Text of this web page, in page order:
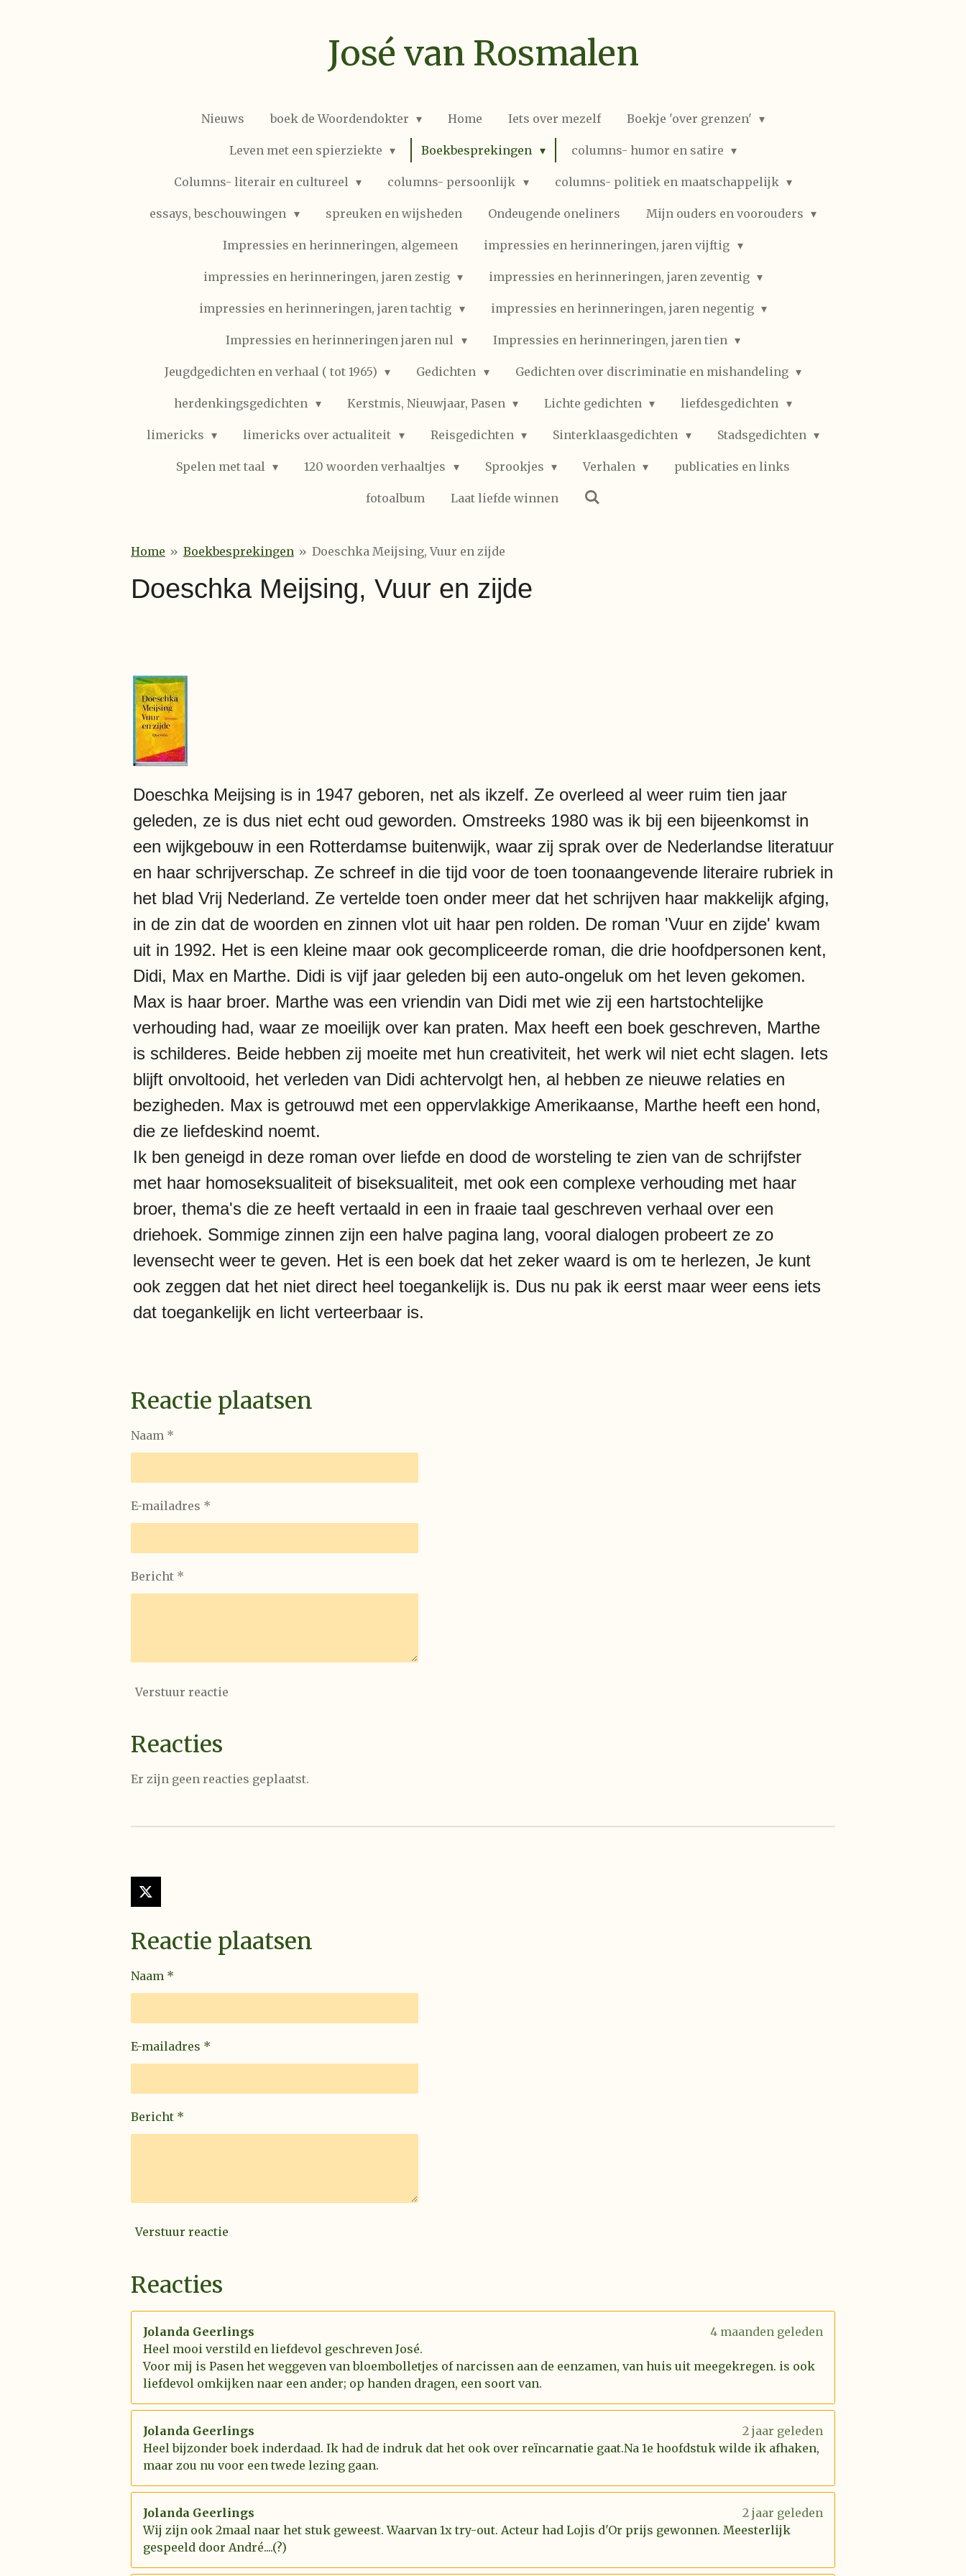
José van Rosmalen
Nieuws boek de Woordendokter Home Iets over mezelf Boekje 'over grenzen'
Leven met een spierziekte Boekbesprekingen columns- humor en satire
Columns- literair en cultureel columns- persoonlijk columns- politiek en maatschappelijk
essays, beschouwingen spreuken en wijsheden Ondeugende oneliners Mijn ouders en voorouders
Impressies en herinneringen, algemeen impressies en herinneringen, jaren vijftig
impressies en herinneringen, jaren zestig impressies en herinneringen, jaren zeventig
impressies en herinneringen, jaren tachtig impressies en herinneringen, jaren negentig
Impressies en herinneringen jaren nul Impressies en herinneringen, jaren tien
Jeugdgedichten en verhaal ( tot 1965) Gedichten Gedichten over discriminatie en mishandeling
herdenkingsgedichten Kerstmis, Nieuwjaar, Pasen Lichte gedichten liefdesgedichten
limericks limericks over actualiteit Reisgedichten Sinterklaasgedichten Stadsgedichten
Spelen met taal 120 woorden verhaaltjes Sprookjes Verhalen publicaties en links
fotoalbum Laat liefde winnen
Home » Boekbesprekingen » Doeschka Meijsing, Vuur en zijde
Doeschka Meijsing, Vuur en zijde
Doeschka Meijsing is in 1947 geboren, net als ikzelf. Ze overleed al weer ruim tien jaar
geleden, ze is dus niet echt oud geworden. Omstreeks 1980 was ik bij een bijeenkomst in
een wijkgebouw in een Rotterdamse buitenwijk, waar zij sprak over de Nederlandse literatuur
en haar schrijverschap. Ze schreef in die tijd voor de toen toonaangevende literaire rubriek in
het blad Vrij Nederland. Ze vertelde toen onder meer dat het schrijven haar makkelijk afging,
in de zin dat de woorden en zinnen vlot uit haar pen rolden. De roman 'Vuur en zijde' kwam
uit in 1992. Het is een kleine maar ook gecompliceerde roman, die drie hoofdpersonen kent,
Didi, Max en Marthe. Didi is vijf jaar geleden bij een auto-ongeluk om het leven gekomen.
Max is haar broer. Marthe was een vriendin van Didi met wie zij een hartstochtelijke
verhouding had, waar ze moeilijk over kan praten. Max heeft een boek geschreven, Marthe
is schilderes. Beide hebben zij moeite met hun creativiteit, het werk wil niet echt slagen. Iets
blijft onvoltooid, het verleden van Didi achtervolgt hen, al hebben ze nieuwe relaties en
bezigheden. Max is getrouwd met een oppervlakkige Amerikaanse, Marthe heeft een hond,
die ze liefdeskind noemt.
Ik ben geneigd in deze roman over liefde en dood de worsteling te zien van de schrijfster
met haar homoseksualiteit of biseksualiteit, met ook een complexe verhouding met haar
broer, thema's die ze heeft vertaald in een in fraaie taal geschreven verhaal over een
driehoek. Sommige zinnen zijn een halve pagina lang, vooral dialogen probeert ze zo
levensecht weer te geven. Het is een boek dat het zeker waard is om te herlezen, Je kunt
ook zeggen dat het niet direct heel toegankelijk is. Dus nu pak ik eerst maar weer eens iets
dat toegankelijk en licht verteerbaar is.
Reactie plaatsen
Naam *
E-mailadres *
Bericht *
Verstuur reactie
Reacties
Er zijn geen reacties geplaatst.
X
Reactie plaatsen
Naam *
E-mailadres *
Bericht *
Verstuur reactie
Reacties
Jolanda Geerlings
4 maanden geleden
Heel mooi verstild en liefdevol geschreven José.
Voor mij is Pasen het weggeven van bloembolletjes of narcissen aan de eenzamen, van huis uit meegekregen. is ook
liefdevol omkijken naar een ander; op handen dragen, een soort van.
Jolanda Geerlings
2 jaar geleden
Heel bijzonder boek inderdaad. Ik had de indruk dat het ook over reïncarnatie gaat.Na 1e hoofdstuk wilde ik afhaken,
maar zou nu voor een twede lezing gaan.
Jolanda Geerlings
2 jaar geleden
Wij zijn ook 2maal naar het stuk geweest. Waarvan 1x try-out. Acteur had Lojis d'Or prijs gewonnen. Meesterlijk
gespeeld door André....(?)